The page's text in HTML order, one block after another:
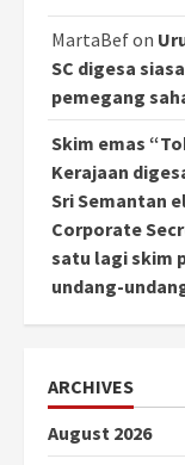
MartaBefon
SC digesa
pemegang
Skim emas
Kerajaan
Sri Semantan
Corporate
satu lagi skim
undang-
ARCHIVES
August 2026